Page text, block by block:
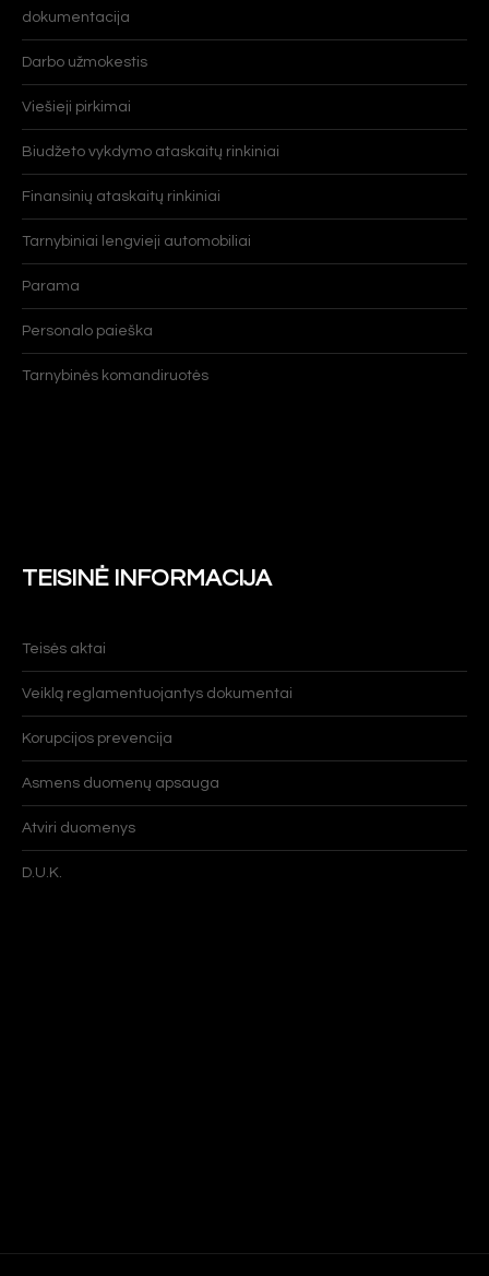
dokumentacija
Darbo užmokestis
Viešieji pirkimai
Biudžeto vykdymo ataskaitų rinkiniai
Finansinių ataskaitų rinkiniai
Tarnybiniai lengvieji automobiliai
Parama
Personalo paieška
Tarnybinės komandiruotės
TEISINĖ INFORMACIJA
Teisės aktai
Veiklą reglamentuojantys dokumentai
Korupcijos prevencija
Asmens duomenų apsauga
Atviri duomenys
D.U.K.